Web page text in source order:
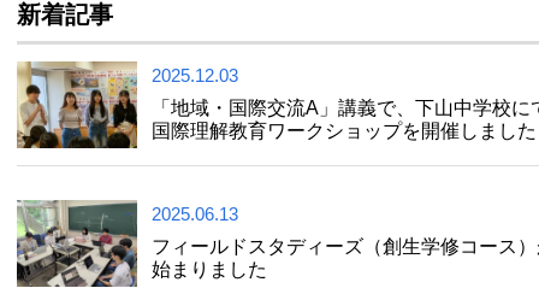
新着記事
2025.12.03
「地域・国際交流A」講義で、下山中学校に
国際理解教育ワークショップを開催しました
2025.06.13
フィールドスタディーズ（創生学修コース
始まりました